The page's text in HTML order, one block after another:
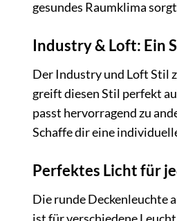
gesundes Raumklima
Industry & Loft: Ein
Der Industry und Loft Stil
greift diesen Stil perfekt
passt hervorragend zu
Schaffe dir eine
Perfektes Licht für
Die runde Deckenleuchte